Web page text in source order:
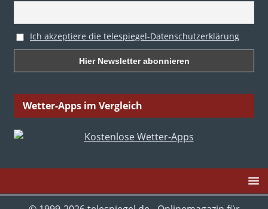
Ich akzeptiere die telespiegel-Datenschutzerklärung
Wetter-Apps im Vergleich